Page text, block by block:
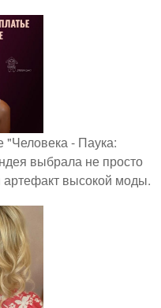
- Паука:
выбрала не просто
высокой моды.